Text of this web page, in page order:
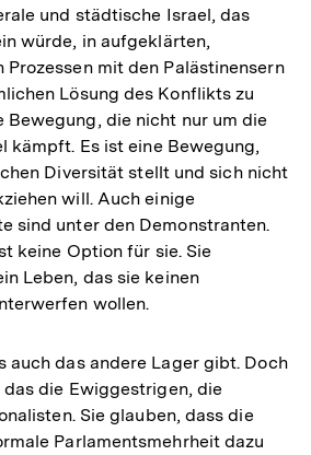
und städtische Israel, das
würde, in aufgeklärten,
mit den Palästinensern
Lösung des Konflikts zu
Bewegung, die nicht nur um die
kämpft. Es ist eine Bewegung,
Diversität stellt und sich nicht
will. Auch einige
sind unter den Demonstranten.
keine Option für sie. Sie
Leben, das sie keinen
wollen.
auch das andere Lager gibt. Doch
die Ewiggestrigen, die
Sie glauben, dass die
Parlamentsmehrheit dazu